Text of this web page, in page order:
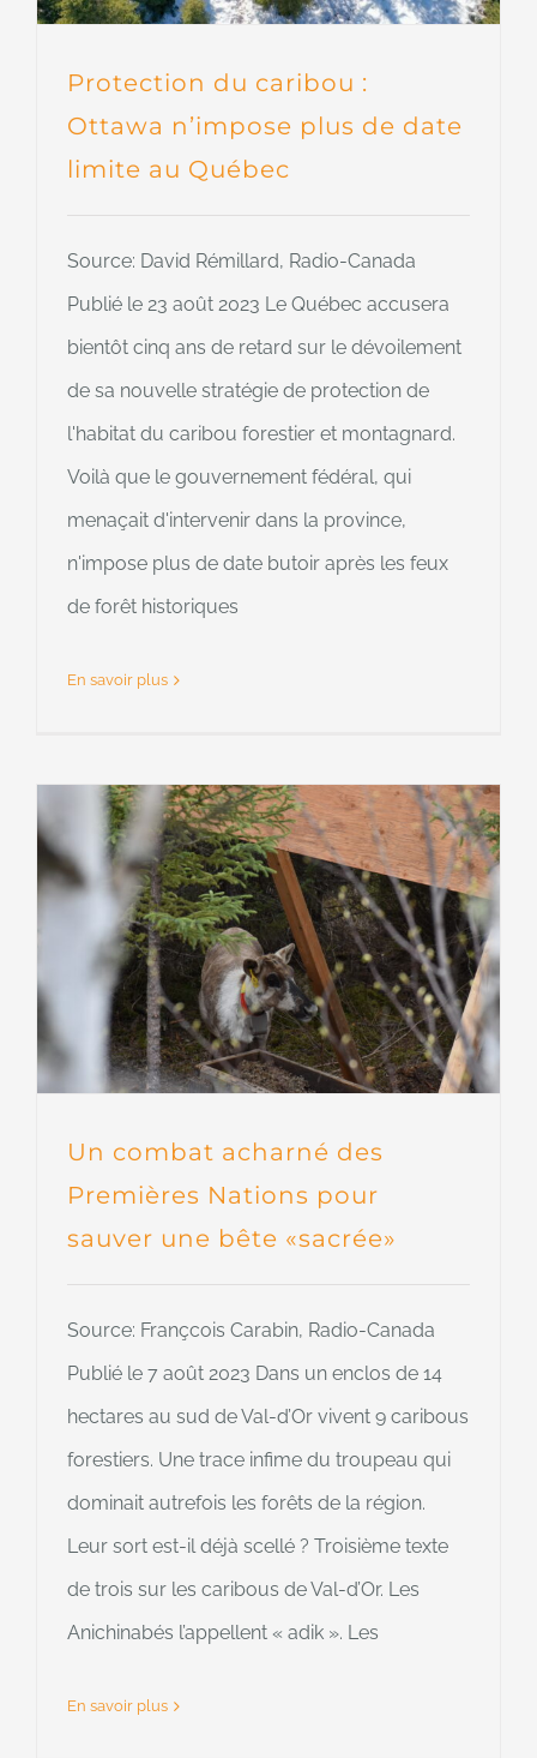
Protection du caribou :
Ottawa n’impose plus de date
limite au Québec
Source: David Rémillard, Radio-Canada
Publié le 23 août 2023 Le Québec accusera
bientôt cinq ans de retard sur le dévoilement
de sa nouvelle stratégie de protection de
l'habitat du caribou forestier et montagnard.
Voilà que le gouvernement fédéral, qui
menaçait d'intervenir dans la province,
n'impose plus de date butoir après les feux
de forêt historiques
En savoir plus
Un combat acharné des
Premières Nations pour
sauver une bête «sacrée»
Source: Françcois Carabin, Radio-Canada
Publié le 7 août 2023 Dans un enclos de 14
hectares au sud de Val-d’Or vivent 9 caribous
forestiers. Une trace infime du troupeau qui
dominait autrefois les forêts de la région.
Leur sort est-il déjà scellé ? Troisième texte
de trois sur les caribous de Val-d’Or. Les
Anichinabés l’appellent « adik ». Les
En savoir plus